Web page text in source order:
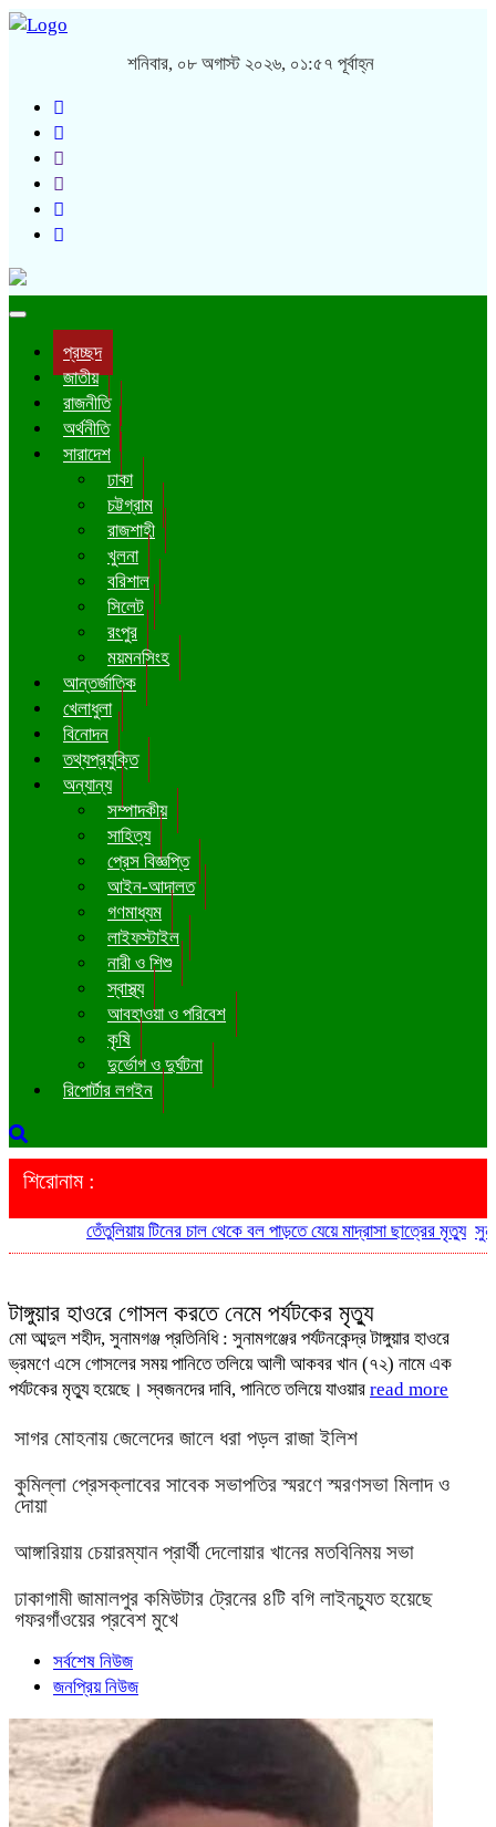
শনিবার, ০৮ অগাস্ট ২০২৬, ০১:৫৭ পূর্বাহ্ন
Toggle
প্রচ্ছদ
জাতীয়
রাজনীতি
অর্থনীতি
সারাদেশ
ঢাকা
চট্টগ্রাম
রাজশাহী
খুলনা
বরিশাল
সিলেট
রংপুর
ময়মনসিংহ
আন্তর্জাতিক
খেলাধুলা
বিনোদন
তথ্যপ্রযুক্তি
অন্যান্য
সম্পাদকীয়
সাহিত্য
প্রেস বিজ্ঞপ্তি
আইন-আদালত
গণমাধ্যম
লাইফস্টাইল
নারী ও শিশু
স্বাস্থ্য
আবহাওয়া ও পরিবেশ
কৃষি
দুর্ভোগ ও দুর্ঘটনা
রিপোর্টার লগইন
শিরোনাম :
তেঁতুলিয়ায় টিনের চাল থেকে বল পাড়তে যেয়ে মাদ্রাসা ছাত্রের মৃত্যু সুনামগঞ্জে
টাঙ্গুয়ার হাওরে গোসল করতে নেমে পর্যটকের মৃত্যু
মো আব্দুল শহীদ, সুনামগঞ্জ প্রতিনিধি : সুনামগঞ্জের পর্যটনকেন্দ্র টাঙ্গুয়ার হাওরে
ভ্রমণে এসে গোসলের সময় পানিতে তলিয়ে আলী আকবর খান (৭২) নামে এক
পর্যটকের মৃত্যু হয়েছে। স্বজনদের দাবি, পানিতে তলিয়ে যাওয়ার read more
সাগর মোহনায় জেলেদের জালে ধরা পড়ল রাজা ইলিশ
কুমিল্লা প্রেসক্লাবের সাবেক সভাপতির স্মরণে স্মরণসভা মিলাদ ও
দোয়া
আঙ্গারিয়ায় চেয়ারম্যান প্রার্থী দেলোয়ার খানের মতবিনিময় সভা
ঢাকাগামী জামালপুর কমিউটার ট্রেনের ৪টি বগি লাইনচ্যুত হয়েছে
গফরগাঁওয়ের প্রবেশ মুখে
সর্বশেষ নিউজ
জনপ্রিয় নিউজ